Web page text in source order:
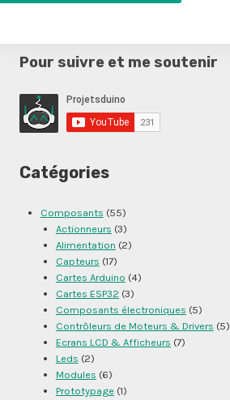
Pour suivre et me soutenir
Catégories
Composants (55)
Actionneurs (3)
Alimentation (2)
Capteurs (17)
Cartes Arduino (4)
Cartes ESP32 (3)
Composants électroniques (5)
Contrôleurs de Moteurs & Drivers (5)
Ecrans LCD & Afficheurs (7)
Leds (2)
Modules (6)
Prototypage(1)